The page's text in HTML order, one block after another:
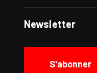
Newsletter
S'abonner